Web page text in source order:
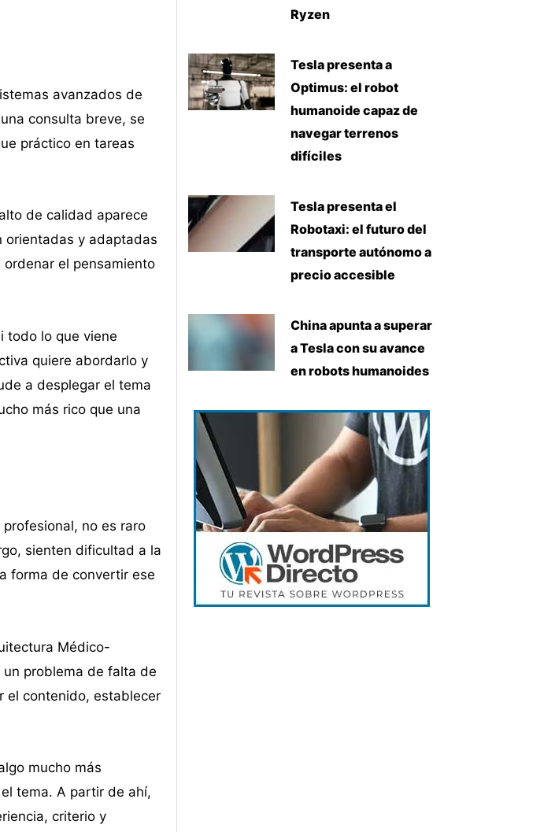
avanzados de
consulta breve, se
práctico en tareas
de calidad aparece
orientadas y adaptadas
el pensamiento
todo lo que viene
quiere abordarlo y
a desplegar el tema
más rico que una
no es raro
sienten dificultad a la
forma de convertir ese
Médico-
problema de falta de
el contenido, establecer
mucho más
tema. A partir de ahí,
criterio y
Ryzen
Tesla presenta a
Optimus: el robot
humanoide capaz de
navegar terrenos
difíciles
Tesla presenta el
Robotaxi: el futuro del
transporte autónomo a
precio accesible
China apunta a superar
a Tesla con su avance
en robots humanoides